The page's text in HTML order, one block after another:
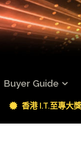
Buyer Guide
香港 I.T.至專大獎